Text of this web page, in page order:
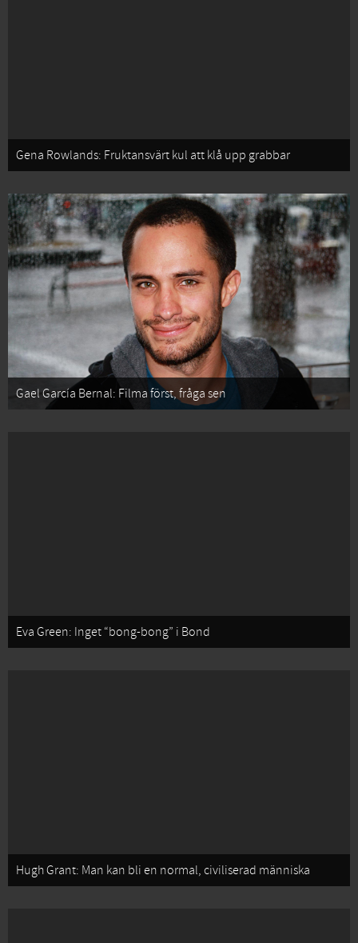
Gena Rowlands: Fruktansvärt kul att klå upp grabbar
Gael García Bernal: Filma först, fråga sen
Eva Green: Inget “bong-bong” i Bond
Hugh Grant: Man kan bli en normal, civiliserad människa